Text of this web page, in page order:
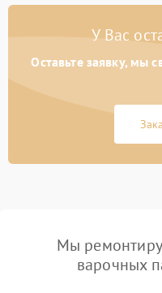
У Вас
Оставьте заявку, мы
Мы
варочных